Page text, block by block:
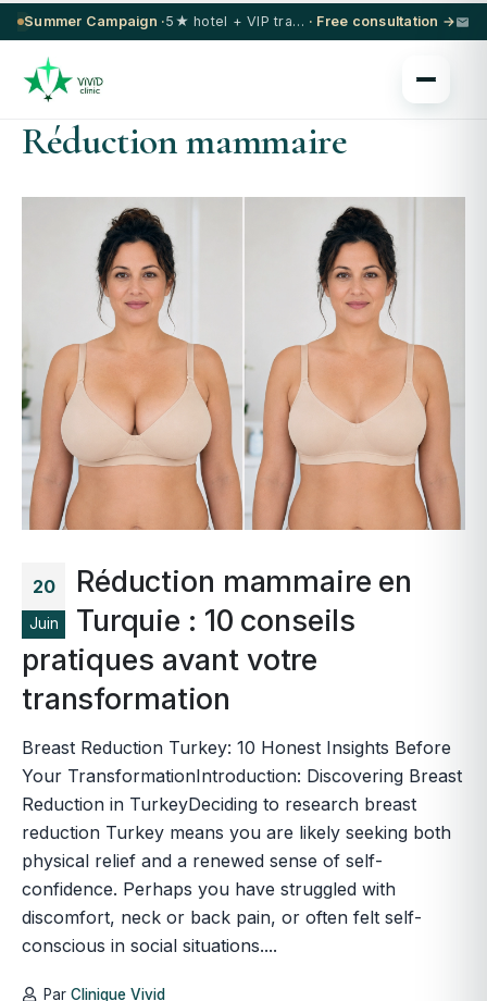
Summer Campaign · 5★ hotel + VIP transfer on select procedures · Free consultation →
Réduction mammaire
20
Juin
Réduction mammaire en
Turquie : 10 conseils
pratiques avant votre
transformation
Breast Reduction Turkey: 10 Honest Insights Before
Your TransformationIntroduction: Discovering Breast
Reduction in TurkeyDeciding to research breast
reduction Turkey means you are likely seeking both
physical relief and a renewed sense of self-
confidence. Perhaps you have struggled with
discomfort, neck or back pain, or often felt self-
conscious in social situations....
Par Clinique Vivid